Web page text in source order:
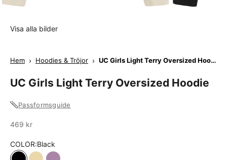
Visa alla bilder
Hem › Hoodies & Tröjor › UC Girls Light Terry Oversized Hoodie
UC Girls Light Terry Oversized Hoodie
Passformsguide
Sale
469 kr
COLOR:Black